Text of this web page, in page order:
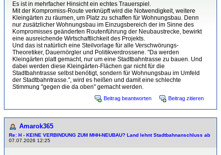
Es ist in mehrfacher Hinsicht ein echtes Trauerspiel.
Mit der Kompromiss-Route verknüpft wird die Notwendigkeit, weitere
Kleingärten zu räumen, um Platz zu schaffen für Wohnungsbau. Denn
nur zusätzlicher Wohnungsbau im Einzugsbereich der im Sinne des
Kompromisses geänderten Routenführung der Neubaustrecke, bewirkt
eine ausreichende Wirtschaftlichkeit des Projekts.
Und das ist natürlich eine Steilvorlage für alle Verschwörungs-
Theoretiker, Dauernörgler und Politikverdrossene. "Da werden
Kleingärten platt gemacht, nur um eine Stadtbahntrasse zu bauen. Und
dabei werden diese Kleingärten-Flächen gar nicht für die
Stadtbahntrasse selbst benötigt, sondern für Wohnungsbau im Umfeld
der Stadtbahntrasse.", wird es heißen und damit eine schlechte
Stimmung "gegen die da oben" gemacht werden.
Beitrag beantworten Beitrag zitieren
Amarok365
Re: H - KEINE VERBINDUNG ZUM MHH-NEUBAU? Land lehnt Stadtbahnanschluss ab
07.07.2026 12:25